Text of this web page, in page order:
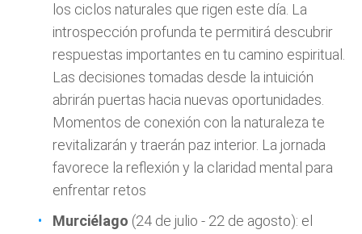
los ciclos naturales que rigen este día. La
introspección profunda te permitirá descubrir
respuestas importantes en tu camino espiritual.
Las decisiones tomadas desde la intuición
abrirán puertas hacia nuevas oportunidades.
Momentos de conexión con la naturaleza te
revitalizarán y traerán paz interior. La jornada
favorece la reflexión y la claridad mental para
enfrentar retos
Murciélago (24 de julio - 22 de agosto): el